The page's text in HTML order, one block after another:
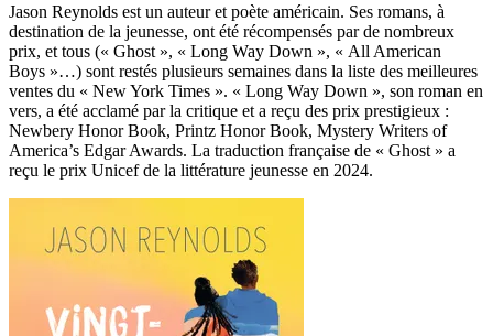
Jason Reynolds est un auteur et poète américain. Ses romans, à
destination de la jeunesse, ont été récompensés par de nombreux
prix, et tous (« Ghost », « Long Way Down », « All American
Boys »…) sont restés plusieurs semaines dans la liste des meilleures
ventes du « New York Times ». « Long Way Down », son roman en
vers, a été acclamé par la critique et a reçu des prix prestigieux :
Newbery Honor Book, Printz Honor Book, Mystery Writers of
America’s Edgar Awards. La traduction française de « Ghost » a
reçu le prix Unicef de la littérature jeunesse en 2024.